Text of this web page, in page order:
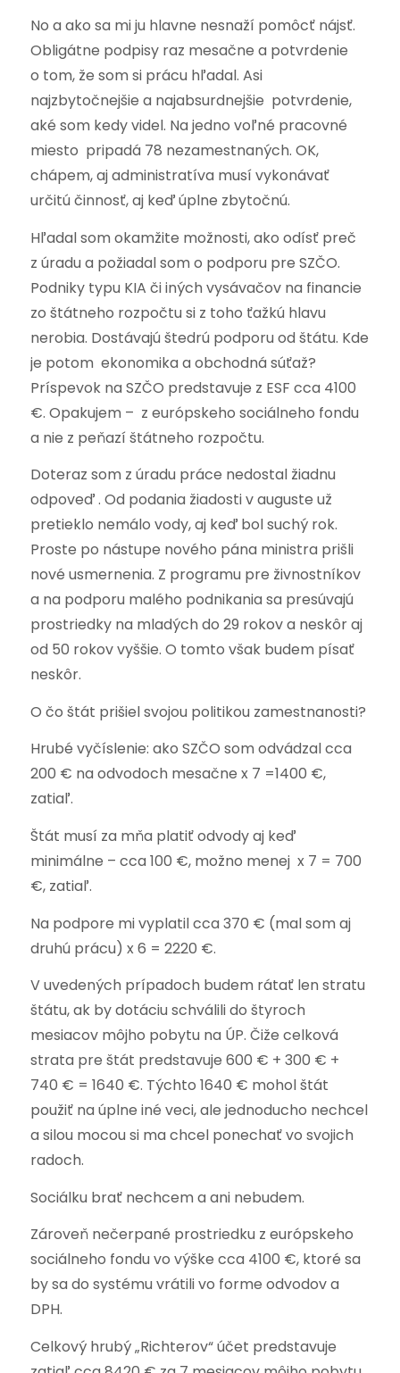
No a ako sa mi ju hlavne nesnaží pomôcť nájsť.
Obligátne podpisy raz mesačne a potvrdenie
o tom, že som si prácu hľadal. Asi
najzbytočnejšie a najabsurdnejšie potvrdenie,
aké som kedy videl. Na jedno voľné pracovné
miesto pripadá 78 nezamestnaných. OK,
chápem, aj administratíva musí vykonávať
určitú činnosť, aj keď úplne zbytočnú.
Hľadal som okamžite možnosti, ako odísť preč
z úradu a požiadal som o podporu pre SZČO.
Podniky typu KIA či iných vysávačov na financie
zo štátneho rozpočtu si z toho ťažkú hlavu
nerobia. Dostávajú štedrú podporu od štátu. Kde
je potom ekonomika a obchodná súťaž?
Príspevok na SZČO predstavuje z ESF cca 4100
€. Opakujem – z európskeho sociálneho fondu
a nie z peňazí štátneho rozpočtu.
Doteraz som z úradu práce nedostal žiadnu
odpoveď . Od podania žiadosti v auguste už
pretieklo nemálo vody, aj keď bol suchý rok.
Proste po nástupe nového pána ministra prišli
nové usmernenia. Z programu pre živnostníkov
a na podporu malého podnikania sa presúvajú
prostriedky na mladých do 29 rokov a neskôr aj
od 50 rokov vyššie. O tomto však budem písať
neskôr.
O čo štát prišiel svojou politikou zamestnanosti?
Hrubé vyčíslenie: ako SZČO som odvádzal cca
200 € na odvodoch mesačne x 7 =1400 €,
zatiaľ.
Štát musí za mňa platiť odvody aj keď
minimálne – cca 100 €, možno menej x 7 = 700
€, zatiaľ.
Na podpore mi vyplatil cca 370 € (mal som aj
druhú prácu) x 6 = 2220 €.
V uvedených prípadoch budem rátať len stratu
štátu, ak by dotáciu schválili do štyroch
mesiacov môjho pobytu na ÚP. Čiže celková
strata pre štát predstavuje 600 € + 300 € +
740 € = 1640 €. Týchto 1640 € mohol štát
použiť na úplne iné veci, ale jednoducho nechcel
a silou mocou si ma chcel ponechať vo svojich
radoch.
Sociálku brať nechcem a ani nebudem.
Zároveň nečerpané prostriedku z európskeho
sociálneho fondu vo výške cca 4100 €, ktoré sa
by sa do systému vrátili vo forme odvodov a
DPH.
Celkový hrubý „Richterov“ účet predstavuje